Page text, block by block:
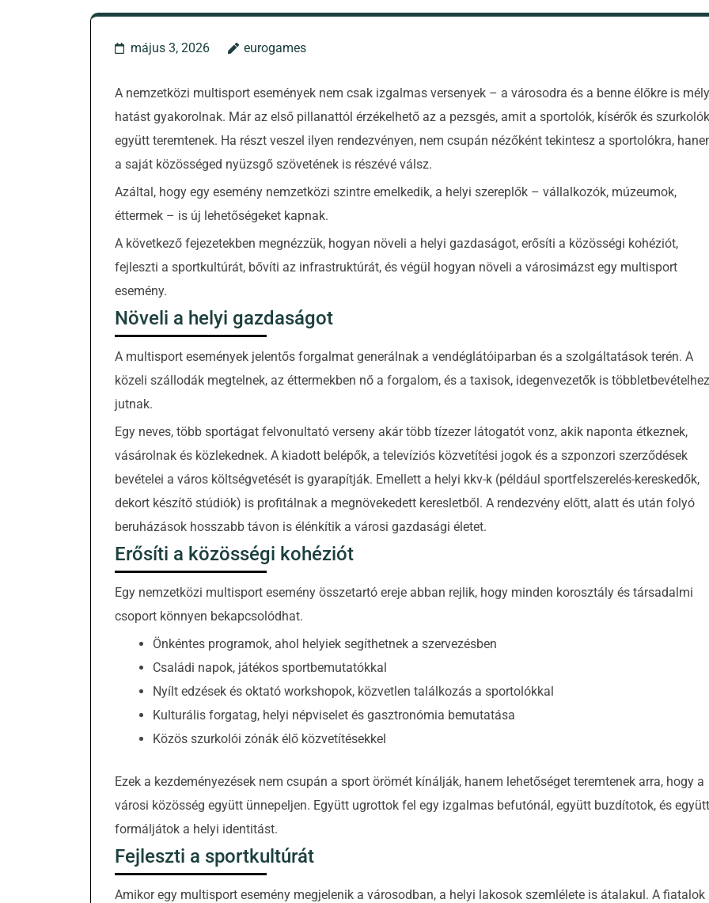
május 3, 2026 eurogames
A nemzetközi multisport események nem csak izgalmas versenyek – a városodra és a benne élőkre is mély
hatást gyakorolnak. Már az első pillanattól érzékelhető az a pezsgés, amit a sportolók, kísérők és szurkolók
együtt teremtenek. Ha részt veszel ilyen rendezvényen, nem csupán nézőként tekintesz a sportolókra,
a saját közösséged nyüzsgő szövetének is részévé válsz.
Azáltal, hogy egy esemény nemzetközi szintre emelkedik, a helyi szereplők – vállalkozók, múzeumok,
éttermek – is új lehetőségeket kapnak.
A következő fejezetekben megnézzük, hogyan növeli a helyi gazdaságot, erősíti a közösségi kohéziót,
fejleszti a sportkultúrát, bővíti az infrastruktúrát, és végül hogyan növeli a városimázst egy multisport
esemény.
Növeli a helyi gazdaságot
A multisport események jelentős forgalmat generálnak a vendéglátóiparban és a szolgáltatások terén. A
közeli szállodák megtelnek, az éttermekben nő a forgalom, és a taxisok, idegenvezetők is többletbevételhez
jutnak.
Egy neves, több sportágat felvonultató verseny akár több tízezer látogatót vonz, akik naponta étkeznek,
vásárolnak és közlekednek. A kiadott belépők, a televíziós közvetítési jogok és a szponzori szerződések
bevételei a város költségvetését is gyarapítják. Emellett a helyi kkv-k (például sportfelszerelés-kereskedők,
dekort készítő stúdiók) is profitálnak a megnövekedett keresletből. A rendezvény előtt, alatt és után folyó
beruházások hosszabb távon is élénkítik a városi gazdasági életet.
Erősíti a közösségi kohéziót
Egy nemzetközi multisport esemény összetartó ereje abban rejlik, hogy minden korosztály és társadalmi
csoport könnyen bekapcsolódhat.
Önkéntes programok, ahol helyiek segíthetnek a szervezésben
Családi napok, játékos sportbemutatókkal
Nyílt edzések és oktató workshopok, közvetlen találkozás a sportolókkal
Kulturális forgatag, helyi népviselet és gasztronómia bemutatása
Közös szurkolói zónák élő közvetítésekkel
Ezek a kezdeményezések nem csupán a sport örömét kínálják, hanem lehetőséget teremtenek arra, hogy a
városi közösség együtt ünnepeljen. Együtt ugrottok fel egy izgalmas befutónál, együtt buzdítotok, és együtt
formáljátok a helyi identitást.
Fejleszti a sportkultúrát
Amikor egy multisport esemény megjelenik a városodban, a helyi lakosok szemlélete is átalakul. A fiatalok